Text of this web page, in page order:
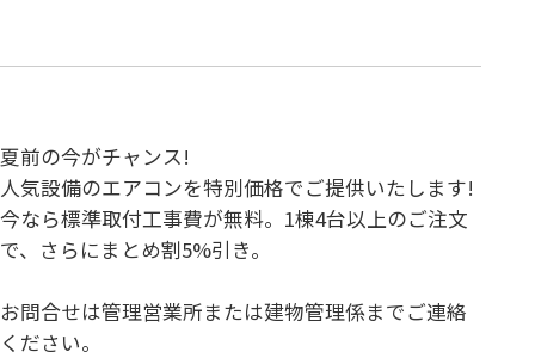
夏前の今がチャンス!
人気設備のエアコンを特別価格でご提供いたします!
今なら標準取付工事費が無料。1棟4台以上のご注文
で、さらにまとめ割5%引き。
お問合せは管理営業所または建物管理係までご連絡
ください。